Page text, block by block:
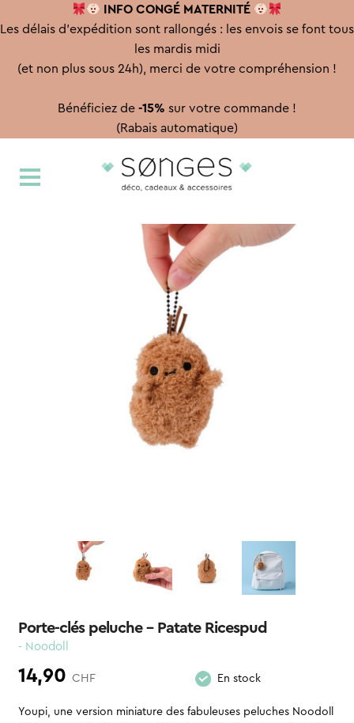
INFO CONGÉ MATERNITÉ
Les délais d'expédition sont rallongés : les envois se font tous
les mardis midi
(et non plus sous 24h), merci de votre compréhension !
Bénéficiez de -15% sur votre commande !
(Rabais automatique)
à
au
Porte-clés peluche – Patate Ricespud
- Noodoll
14,90 CHF En stock
Youpi, une version miniature des fabuleuses peluches Noodoll